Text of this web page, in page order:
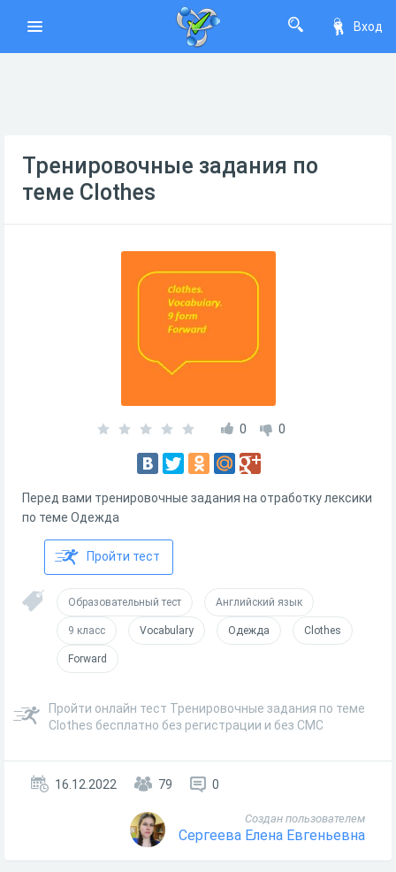
Вход
Тренировочные задания по
теме Clothes
0 0
Перед вами тренировочные задания на отработку лексики
по теме Одежда
Пройти тест
Образовательный тест Английский язык
9 класс Vocabulary Одежда Clothes
Forward
Пройти онлайн тест Тренировочные задания по теме
Clothes бесплатно без регистрации и без СМС
16.12.2022 79 0
Создан пользователем
Сергеева Елена Евгеньевна